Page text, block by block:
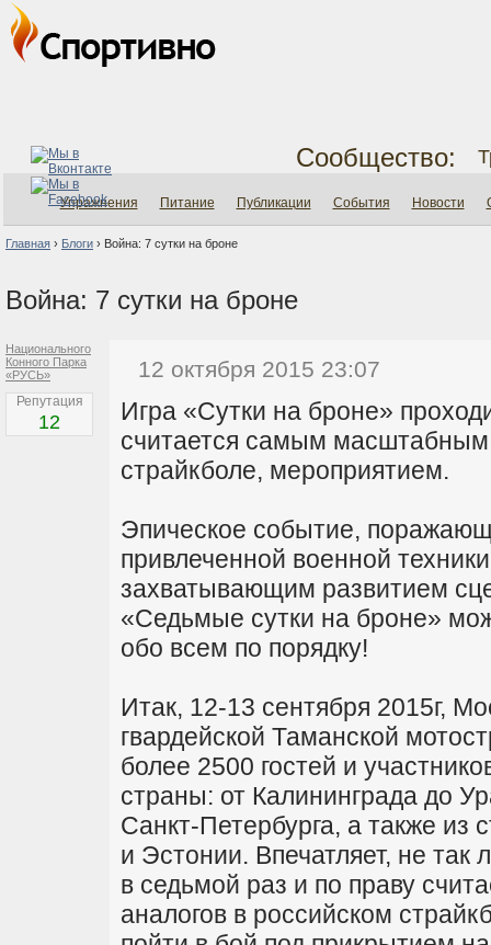
Сообщество:
Упражнения Питание Публикации События Новости
Главная › Блоги › Война: 7 сутки на броне
Война: 7 сутки на броне
Национального
Конного Парка
«РУСЬ»
Репутация
12
12 октября 2015 23:07
Игра «Сутки на броне»
считается самым
страйкболе, мероприятием.
Эпическое событие,
привлеченной военной
захватывающим развитием
«Седьмые сутки на броне»
обо всем по порядку!
Итак, 12-13 сентября 2015г,
гвардейской Таманской
более 2500 гостей и
страны: от Калининграда до
Санкт-Петербурга, а также из
и Эстонии. Впечатляет, не
в седьмой раз и по праву
аналогов в российском